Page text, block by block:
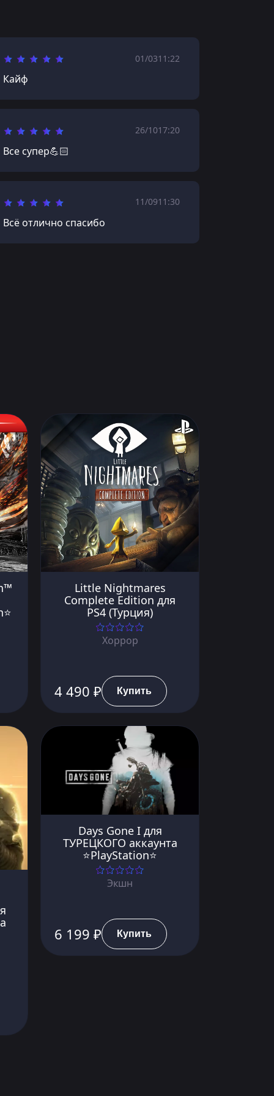
01/0311:22
Кайф
26/1017:20
Все супер💪🏻
11/0911:30
Всё отлично спасибо
Little Nightmares
Complete Edition для
PS4 (Турция)
Хоррор
4 490 ₽ Купить
Days Gone I для
ТУРЕЦКОГО аккаунта
⭐PlayStation⭐
Экшн
6 199 ₽ Купить